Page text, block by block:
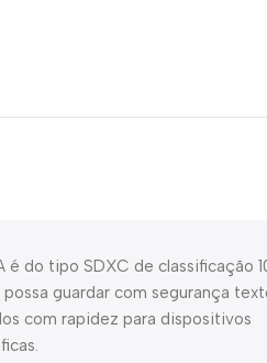
é do tipo SDXC de classificação
guardar com segurança
com rapidez para dispositivos